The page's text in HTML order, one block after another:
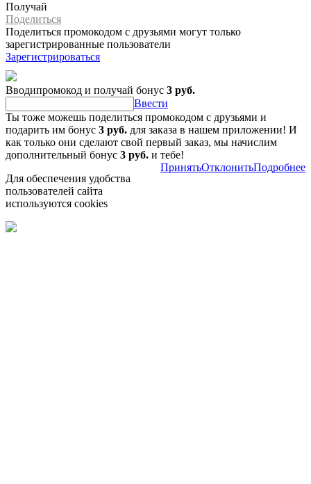
Получай
Поделиться
Поделиться промокодом с друзьями могут только
зарегистрированные пользователи
Зарегистрироваться
Вводипромокод и получай бонус 3 руб.
Ввести
Ты тоже можешь поделиться промокодом с друзьями и
подарить им бонус 3 руб. для заказа в нашем приложении! И
как только они сделают свой первый заказ, мы начислим
дополнительный бонус 3 руб. и тебе!
Для обеспечения удобства
пользователей сайта
используются cookies
ПринятьОтклонитьПодробнее